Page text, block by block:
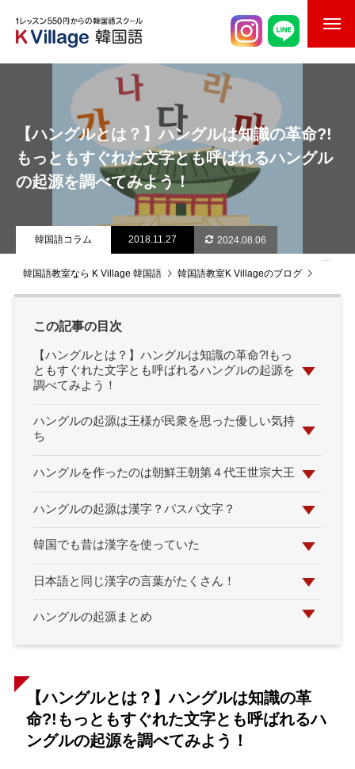
校舎案内
ご入校までの流れ
韓国語講師紹介
スケジュール
K Village韓国留学
【ハングルとは？】ハングルは知識の革命?!
もっともすぐれた文字とも呼ばれるハングル
の起源を調べてみよう！
韓国語コラム 2018.11.27 2024.08.06
韓国語教室なら K Village 韓国語 韓国語教室K Villageのブログ
この記事の目次
【ハングルとは？】ハングルは知識の革命?!もっ
ともすぐれた文字とも呼ばれるハングルの起源を
調べてみよう！
ハングルの起源は王様が民衆を思った優しい気持
ち
ハングルを作ったのは朝鮮王朝第４代王世宗大王
ハングルの起源は漢字？パスパ文字？
韓国でも昔は漢字を使っていた
日本語と同じ漢字の言葉がたくさん！
ハングルの起源まとめ
【ハングルとは？】ハングルは知識の革
命?!もっともすぐれた文字とも呼ばれるハ
ングルの起源を調べてみよう！